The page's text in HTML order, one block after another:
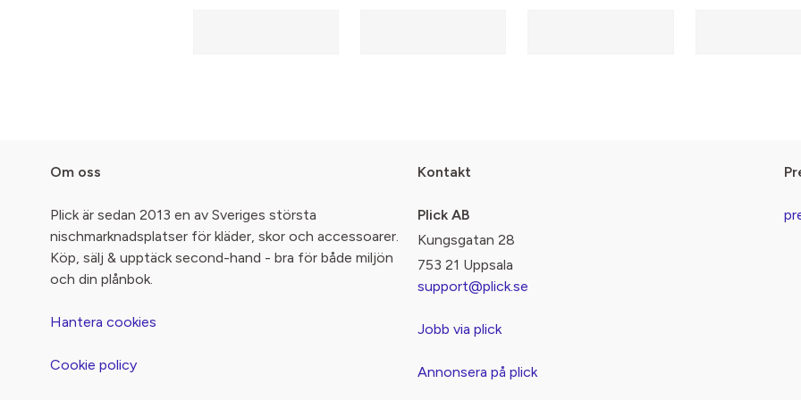
Om oss
Plick är sedan 2013 en av Sveriges största
nischmarknadsplatser för kläder, skor och accessoarer.
Köp, sälj & upptäck second-hand - bra för både miljön
och din plånbok.
Hantera cookies
Cookie policy
Kontakt
Plick AB
Kungsgatan 28
753 21 Uppsala
support@plick.se
Jobb via plick
Annonsera på plick